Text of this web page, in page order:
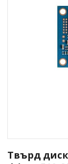
Твърд
към
началото